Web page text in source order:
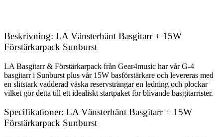
Beskrivning: LA Vänsterhänt Basgitarr + 15W
Förstärkarpack Sunburst
LA Basgitarr & Förstärkarpack från Gear4music har vår G-4
basgitarr i Sunburst plus vår 15W basförstärkare och levereras med
en slitstark vadderad väska reservsträngar en ledning och plockar
vilket gör detta till ett idealiskt startpaket för blivande basgitarrister.
Specifikationer: LA Vänsterhänt Basgitarr + 15W
Förstärkarpack Sunburst